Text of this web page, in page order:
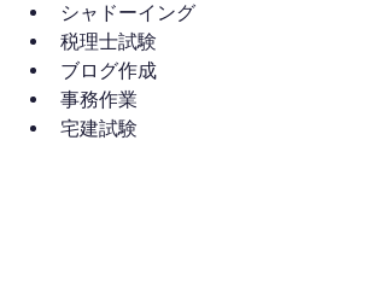
シャドーイング
税理士試験
ブログ作成
事務作業
宅建試験